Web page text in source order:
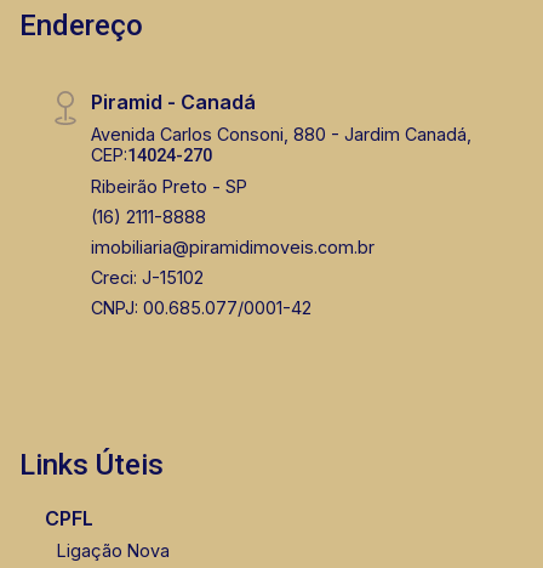
Endereço
Piramid - Canadá
Avenida Carlos Consoni, 880 - Jardim Canadá,
CEP:14024-270
Ribeirão Preto - SP
(16) 2111-8888
imobiliaria@piramidimoveis.com.br
Creci: J-15102
CNPJ: 00.685.077/0001-42
Links Úteis
CPFL
Ligação Nova